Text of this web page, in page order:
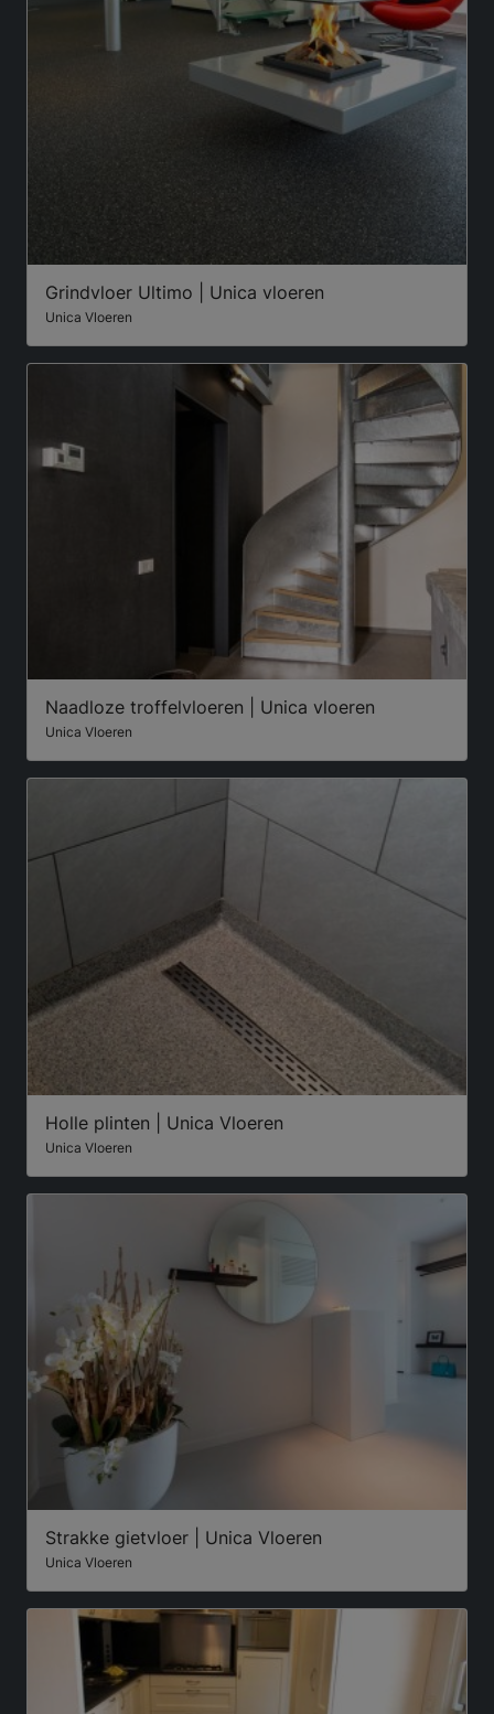
Grindvloer Ultimo | Unica vloeren
Unica Vloeren
Naadloze troffelvloeren | Unica vloeren
Unica Vloeren
Holle plinten | Unica Vloeren
Unica Vloeren
Strakke gietvloer | Unica Vloeren
Unica Vloeren